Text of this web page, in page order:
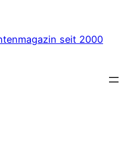
seit 2000